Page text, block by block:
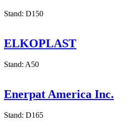
Stand: D150
ELKOPLAST
Stand: A50
Enerpat America Inc.
Stand: D165